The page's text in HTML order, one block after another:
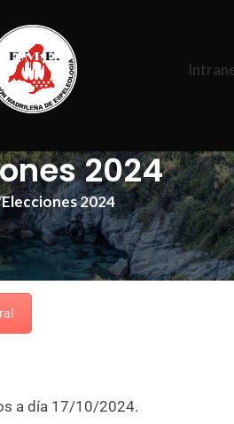
2024
Elecciones 2024
a día 17/10/2024.